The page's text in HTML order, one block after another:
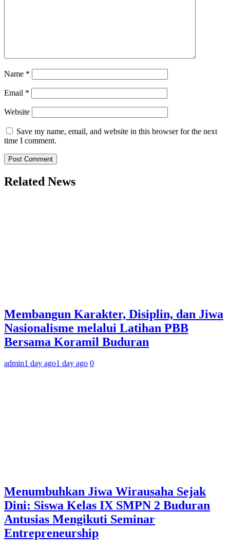
Name *
Email *
Website
Save my name, email, and website in this browser for the next
time I comment.
Related News
Membangun Karakter, Disiplin, dan Jiwa
Nasionalisme melalui Latihan PBB
Bersama Koramil Buduran
admin1 day ago1 day ago 0
Menumbuhkan Jiwa Wirausaha Sejak
Dini: Siswa Kelas IX SMPN 2 Buduran
Antusias Mengikuti Seminar
Entrepreneurship